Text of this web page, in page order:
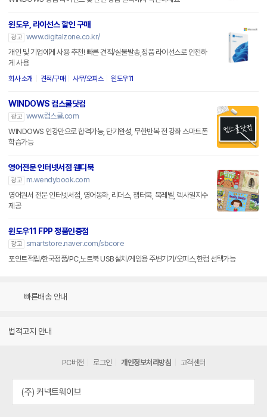
윈도우, 라이선스 할인 구매
광고 www.digitalzone.co.kr/
개인 및 기업에게 사용 추천! 빠른 견적/실물발송,정품 라이선스로 안전하
게 사용
회사 소개 견적/구매 사무/오피스 윈도우11
WINDOWS 컴스쿨닷컴
광고 www.컴스쿨.com
WINDOWS 인강만으로 합격가능, 단기완성, 무한반복 전 강좌 스마트폰
학습가능
영어전문 인터넷서점 웬디북
광고
m.wendybook.com
영어원서 전문 인터넷서점, 영어동화, 리더스, 챕터북, 북레벨, 렉사일지수
제공
윈도우11 FPP 정품인증점
광고 smartstore.naver.com/sbcore
포인트적립/한국정품/PC,노트북 USB설치/게임용 주변기기/오피스,한컴 선택가능
빠른배송 안내
법적고지 안내
PC버전 로그인 개인정보처리방침 고객센터
(주) 커넥트웨이브